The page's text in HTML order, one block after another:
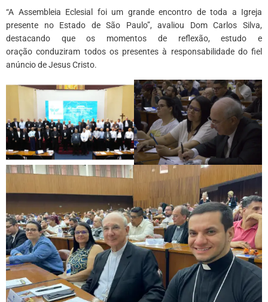
“A Assembleia Eclesial foi um grande encontro de toda a Igreja
presente no Estado de São Paulo”, avaliou Dom Carlos Silva,
destacando que os momentos de reflexão, estudo e
oração conduziram todos os presentes à responsabilidade do fiel
anúncio de Jesus Cristo.